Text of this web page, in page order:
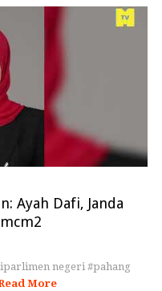
Ayah Dafi, Janda
negeri #pahang
More